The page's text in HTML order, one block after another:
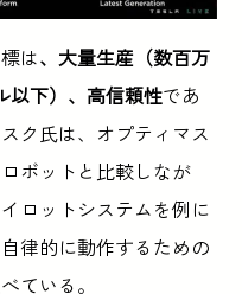
は、大量生産（数百万
以下）、高信頼性であ
ク氏は、オプティマス
ボットと比較しなが
ロットシステムを例に
律的に動作するための
ている。